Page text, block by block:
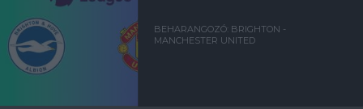
BEHARANGOZÓ: BRIGHTON -
MANCHESTER UNITED